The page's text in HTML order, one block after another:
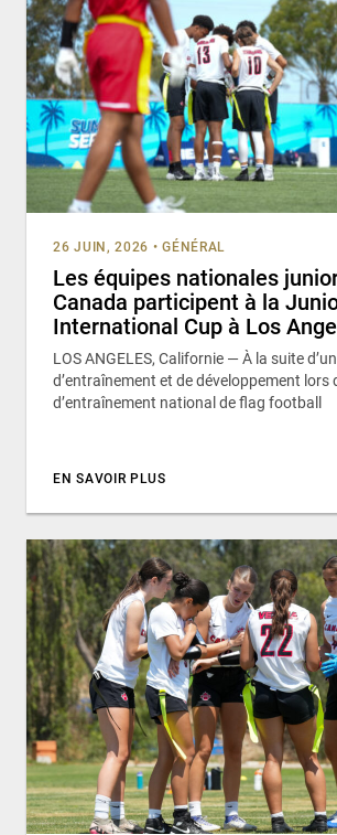
26 JUIN, 2026 • GÉNÉRAL
Les équipes nationales
Canada participent à la
International Cup à Los
LOS ANGELES, Californie — À la suite
d’entraînement et de développement lors
d’entraînement national de flag football
EN SAVOIR PLUS